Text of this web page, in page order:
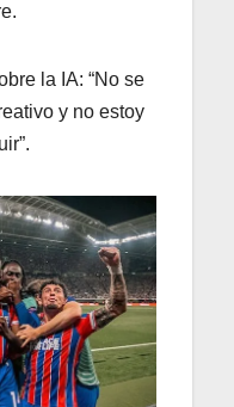
la IA: “No se
y no estoy